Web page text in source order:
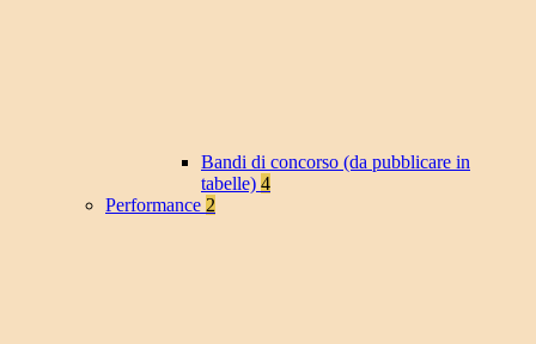
Bandi di concorso (da pubblicare in
tabelle) 4
Performance 2